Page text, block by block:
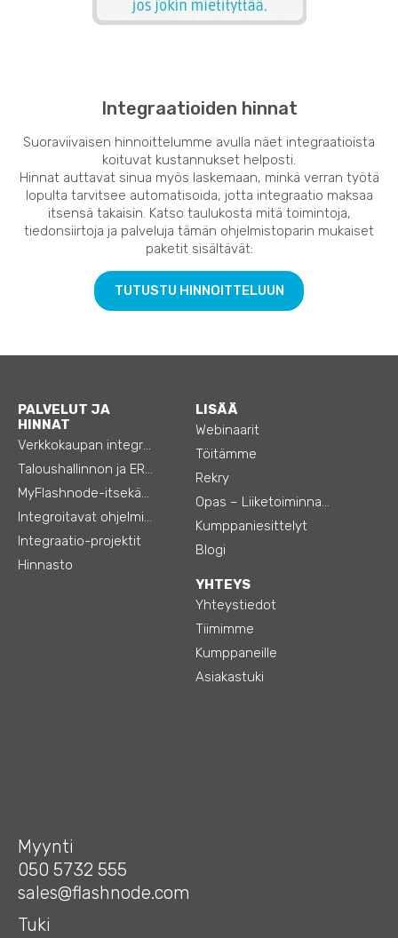
Integraatioiden hinnat
Suoraviivaisen hinnoittelumme avulla näet integraatioista
koituvat kustannukset helposti.
Hinnat auttavat sinua myös laskemaan, minkä verran työtä
lopulta tarvitsee automatisoida, jotta integraatio maksaa
itsensä takaisin. Katso taulukosta mitä toimintoja,
tiedonsiirtoja ja palveluja tämän ohjelmistoparin mukaiset
paketit sisältävät:
TUTUSTU HINNOITTELUUN
PALVELUT JA
HINNAT
Verkkokaupan integraatiot
Taloushallinnon ja ERP:n integraatiot
MyFlashnode-itsekäyttö-automaatio
Integroitavat ohjelmistot
Integraatio-projektit
Hinnasto
LISÄÄ
Webinaarit
Töitämme
Rekry
Opas – Liiketoiminnan tehostamiseen
Kumppaniesittelyt
Blogi
YHTEYS
Yhteystiedot
Tiimimme
Kumppaneille
Asiakastuki
Myynti
050 5732 555
sales@flashnode.com
Tuki